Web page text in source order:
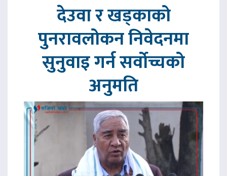
देउवा र खड्काको
पुनरावलोकन निवेदनमा
सुनुवाइ गर्न सर्वोच्चको
अनुमति